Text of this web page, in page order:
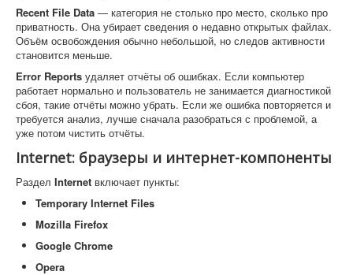
Recent File Data — категория не столько про место, сколько про
приватность. Она убирает сведения о недавно открытых файлах.
Объём освобождения обычно небольшой, но следов активности
становится меньше.
Error Reports удаляет отчёты об ошибках. Если компьютер
работает нормально и пользователь не занимается диагностикой
сбоя, такие отчёты можно убрать. Если же ошибка повторяется и
требуется анализ, лучше сначала разобраться с проблемой, а
уже потом чистить отчёты.
Internet: браузеры и интернет-компоненты
Раздел Internet включает пункты:
Temporary Internet Files
Mozilla Firefox
Google Chrome
Opera